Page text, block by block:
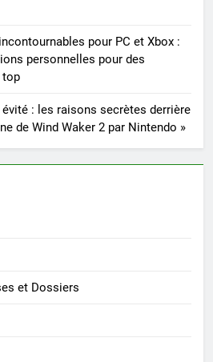
pour PC et Xbox :
personnelles pour des
top
évité : les raisons secrètes derrière
de Wind Waker 2 par Nintendo »
et Dossiers